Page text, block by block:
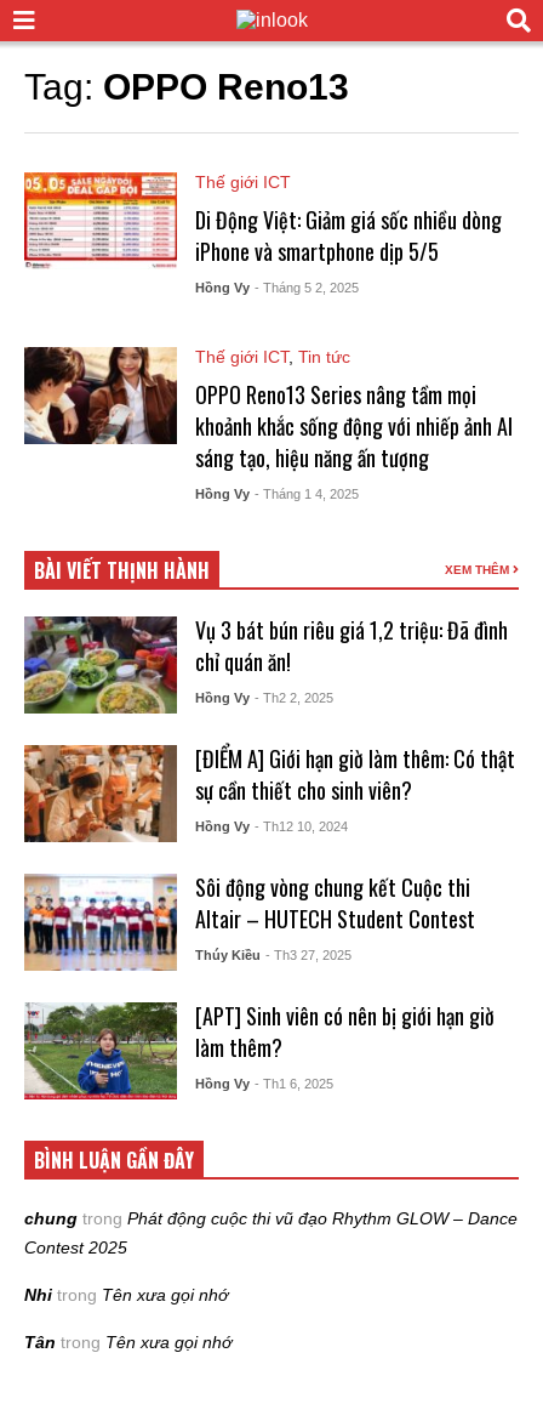
Tag: OPPO Reno13
Thế giới ICT
Di Động Việt: Giảm giá sốc nhiều dòng
iPhone và smartphone dịp 5/5
Hồng Vy - Tháng 5 2, 2025
Thế giới ICT, Tin tức
OPPO Reno13 Series nâng tầm mọi
khoảnh khắc sống động với nhiếp ảnh AI
sáng tạo, hiệu năng ấn tượng
Hồng Vy - Tháng 1 4, 2025
BÀI VIẾT THỊNH HÀNH XEM THÊM
Vụ 3 bát bún riêu giá 1,2 triệu: Đã đình
chỉ quán ăn!
Hồng Vy - Th2 2, 2025
[ĐIỂM A] Giới hạn giờ làm thêm: Có thật
sự cần thiết cho sinh viên?
Hồng Vy - Th12 10, 2024
Sôi động vòng chung kết Cuộc thi
Altair – HUTECH Student Contest
Thúy Kiều - Th3 27, 2025
[APT] Sinh viên có nên bị giới hạn giờ
làm thêm?
Hồng Vy - Th1 6, 2025
BÌNH LUẬN GẦN ĐÂY
chung trong Phát động cuộc thi vũ đạo Rhythm GLOW – Dance
Contest 2025
Nhi trong Tên xưa gọi nhớ
Tân trong Tên xưa gọi nhớ